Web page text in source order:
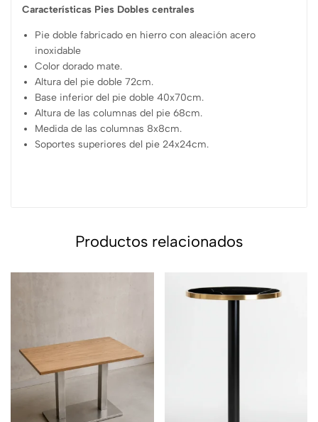
Características Pies Dobles centrales
Pie doble fabricado en hierro con aleación acero
inoxidable
Color dorado mate.
Altura del pie doble 72cm.
Base inferior del pie doble 40x70cm.
Altura de las columnas del pie 68cm.
Medida de las columnas 8x8cm.
Soportes superiores del pie 24x24cm.
Productos relacionados